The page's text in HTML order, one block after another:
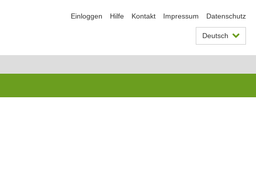
Einloggen Hilfe Kontakt Impressum Datenschutz
Deutsch